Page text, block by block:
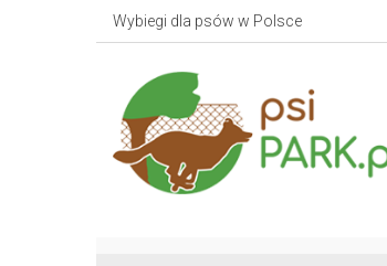
Wybiegi dla psów w Polsce